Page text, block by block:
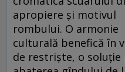
apropiere și motivul
rombului. O armonie
culturală benefică în
de restriște, o soluție